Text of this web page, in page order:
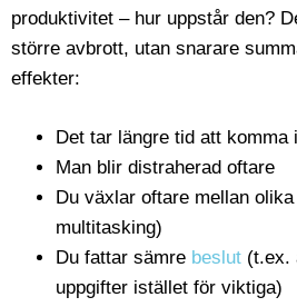
produktivitet – hur uppstår den?
större avbrott, utan snarare
effekter:
Det tar längre tid att komma
Man blir distraherad oftare
Du växlar oftare mellan
multitasking)
Du fattar sämre beslut (t.ex.
uppgifter istället för viktiga)